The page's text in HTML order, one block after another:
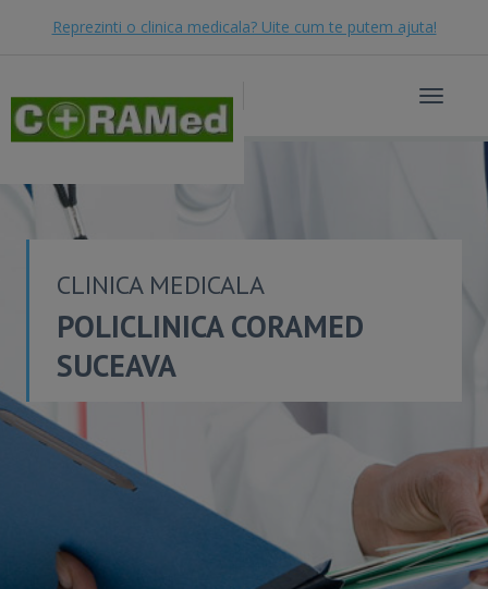
Reprezinti o clinica medicala? Uite cum te putem ajuta!
Toggle
CLINICA MEDICALA
POLICLINICA CORAMED
SUCEAVA